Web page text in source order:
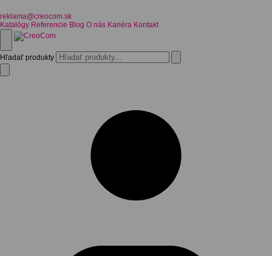
reklama@creocom.sk
Katalógy Referencie Blog O nás Kariéra Kontakt
Hľadať produkty